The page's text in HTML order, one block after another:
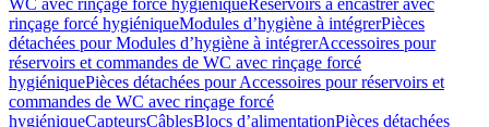
WC avec rinçage forcé hygiéniqueRéservoirs à encastrer avec
rinçage forcé hygiéniqueModules d’hygiène à intégrerPièces
détachées pour Modules d’hygiène à intégrerAccessoires pour
réservoirs et commandes de WC avec rinçage forcé
hygiéniquePièces détachées pour Accessoires pour réservoirs et
commandes de WC avec rinçage forcé
hygiéniqueCapteursCâblesBlocs d’alimentationPièces détachées